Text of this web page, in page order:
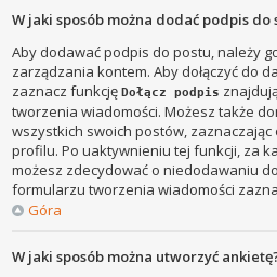
W jaki sposób można dodać podpis do
Aby dodawać podpis do postu, należy
zarządzania kontem. Aby dołączyć do
zaznacz funkcjęDołącz podpis
tworzenia wiadomości. Możesz także
wszystkich swoich postów,
profilu. Po uaktywnieniu tej funkcji, za
możesz zdecydować o niedodawaniu
formularzu tworzenia wiadomości
Góra
W jaki sposób można utworzyć